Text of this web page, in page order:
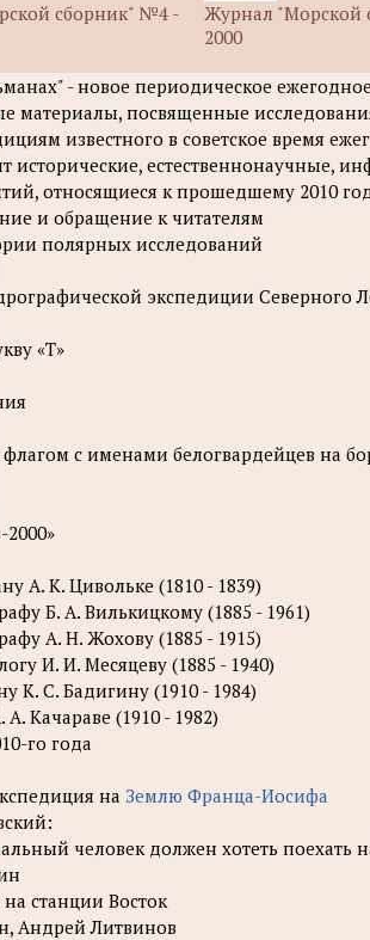
сборник" №4 -
Журнал "Морской
2000
- новое периодическое
материалы, посвященные
известного в советское время
исторические, естественнонаучные,
относящиеся к прошедшему 2010
и обращение к читателям
полярных исследований
экспедиции Северного
«Т»
с именами белогвардейцев на
А. К. Цивольке (1810 - 1839)
Б. А. Вилькицкому (1885 - 1961)
А. Н. Жохову (1885 - 1915)
И. И. Месяцеву (1885 - 1940)
К. С. Бадигину (1910 - 1984)
А. Качараве (1910 - 1982)
го года
на Землю Франца-Иосифа
человек должен хотеть поехать
станции Восток
Андрей Литвинов